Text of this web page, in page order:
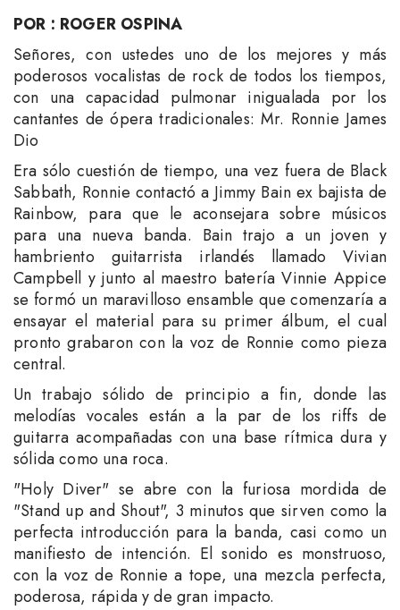
POR : ROGER OSPINA
Señores, con ustedes uno de los mejores y más
poderosos vocalistas de rock de todos los tiempos,
con una capacidad pulmonar inigualada por los
cantantes de ópera tradicionales: Mr. Ronnie James
Dio
Era sólo cuestión de tiempo, una vez fuera de Black
Sabbath, Ronnie contactó a Jimmy Bain ex bajista de
Rainbow, para que le aconsejara sobre músicos
para una nueva banda. Bain trajo a un joven y
hambriento guitarrista irlandés llamado Vivian
Campbell y junto al maestro batería Vinnie Appice
se formó un maravilloso ensamble que comenzaría a
ensayar el material para su primer álbum, el cual
pronto grabaron con la voz de Ronnie como pieza
central.
Un trabajo sólido de principio a fin, donde las
melodías vocales están a la par de los riffs de
guitarra acompañadas con una base rítmica dura y
sólida como una roca.
"Holy Diver" se abre con la furiosa mordida de
"Stand up and Shout", 3 minutos que sirven como la
perfecta introducción para la banda, casi como un
manifiesto de intención. El sonido es monstruoso,
con la voz de Ronnie a tope, una mezcla perfecta,
poderosa, rápida y de gran impacto.